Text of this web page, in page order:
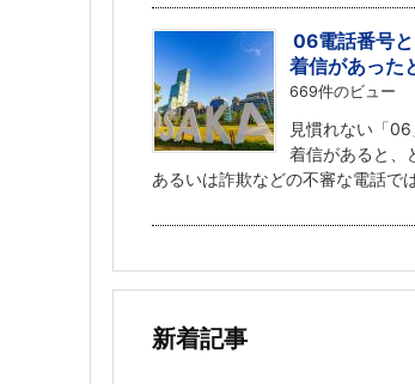
06電話番号
着信があった
669件のビュー
見慣れない「
着信があると、
あるいは詐欺などの不審な電話で
新着記事